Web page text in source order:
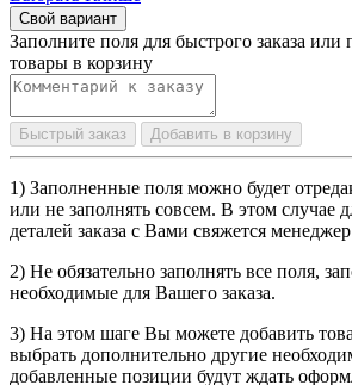
Свой вариант
Заполните поля для быстрого заказа или
товары в корзину
Быстрый заказ Добавить в корзину
1) Заполненные поля можно будет
или не заполнять совсем. В этом случае
деталей заказа с Вами свяжется
2) Не обязательно заполнять все поля,
необходимые для Вашего заказа.
3) На этом шаге Вы можете добавить
выбрать дополнительно другие
добавленные позиции будут ждать